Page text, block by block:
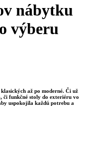
nábytku
výberu
až po moderné. Či už
či funkčné stoly do exteriéru vo
uspokojila každú potrebu a